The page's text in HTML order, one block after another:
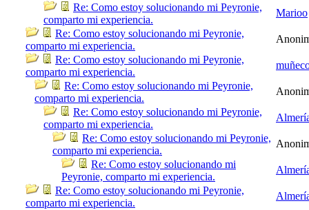
Re: Como estoy solucionando mi Peyronie,
comparto mi experiencia.
Marioo
Re: Como estoy solucionando mi Peyronie,
comparto mi experiencia.
Re: Como estoy solucionando mi Peyronie,
comparto mi experiencia.
Re: Como estoy solucionando mi Peyronie,
comparto mi experiencia.
Re: Como estoy solucionando mi Peyronie,
comparto mi experiencia.
Re: Como estoy solucionando mi Peyronie,
comparto mi experiencia.
Re: Como estoy solucionando mi
Peyronie, comparto mi experiencia.
Re: Como estoy solucionando mi Peyronie,
comparto mi experiencia.